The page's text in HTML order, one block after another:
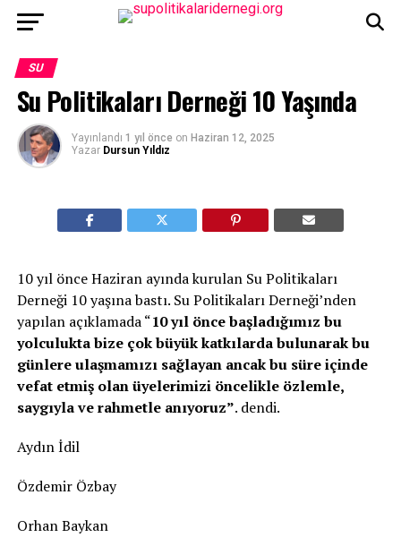
SU
Su Politikaları Derneği 10 Yaşında
Yayınlandı 1 yıl önce on Haziran 12, 2025
Yazar Dursun Yıldız
10 yıl önce Haziran ayında kurulan Su Politikaları
Derneği 10 yaşına bastı. Su Politikaları Derneği’nden
yapılan açıklamada “10 yıl önce başladığımız bu
yolculukta bize çok büyük katkılarda bulunarak bu
günlere ulaşmamızı sağlayan ancak bu süre içinde
vefat etmiş olan üyelerimizi öncelikle özlemle,
saygıyla ve rahmetle anıyoruz”. dendi.
Aydın İdil
Özdemir Özbay
Orhan Baykan